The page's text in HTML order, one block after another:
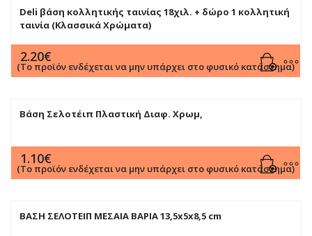
Deli βάση κολλητικής ταινίας 18χιλ. + δώρο 1 κολλητική
ταινία (Κλασσικά Χρώματα)
2.20€
(Το προϊόν ενδέχεται να μην υπάρχει στο φυσικό κατάστημα)
Βάση Σελοτέιπ Πλαστική Διαφ. Χρωμ,
1.10€
(Το προϊόν ενδέχεται να μην υπάρχει στο φυσικό κατάστημα)
ΒΑΣΗ ΣΕΛΟΤΕΙΠ ΜΕΣΑΙΑ ΒΑΡΙΑ 13,5x5x8,5 cm